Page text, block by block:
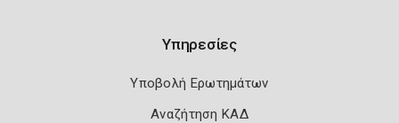
Υπηρεσίες
Υποβολή Ερωτημάτων
Αναζήτηση ΚΑΔ